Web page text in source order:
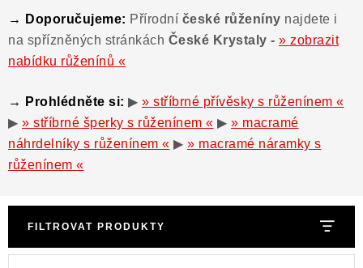
→ Doporučujeme: Přírodní české růženíny najdete i
na spřízněných stránkách České Krystaly - » zobrazit
nabídku růženínů «
→ Prohlédněte si: ▶ » stříbrné přívěsky s růženínem «
▶ » stříbrné šperky s růženínem « ▶ » macramé
náhrdelníky s růženínem « ▶ » macramé náramky s
růženínem «
FILTROVAT PRODUKTY